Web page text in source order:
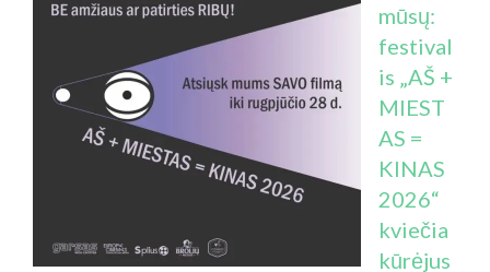
mūsų:
festival
is „AŠ +
MIEST
AS =
KINAS
2026“
kviečia
kūrėjus